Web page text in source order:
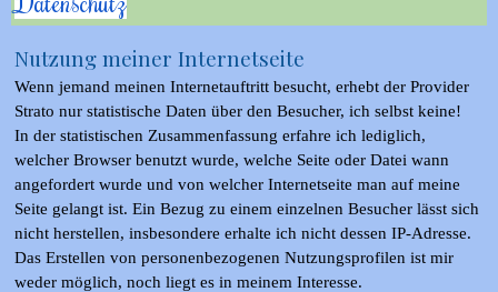
Nutzung meiner Internetseite
Wenn jemand meinen Internetauftritt besucht, erhebt der Provider
Strato nur statistische Daten über den Besucher, ich selbst keine!
In der statistischen Zusammenfassung erfahre ich lediglich,
welcher Browser benutzt wurde, welche Seite oder Datei wann
angefordert wurde und von welcher Internetseite man auf meine
Seite gelangt ist. Ein Bezug zu einem einzelnen Besucher lässt sich
nicht herstellen, insbesondere erhalte ich nicht dessen IP-Adresse.
Das Erstellen von personenbezogenen Nutzungsprofilen ist mir
weder möglich, noch liegt es in meinem Interesse.